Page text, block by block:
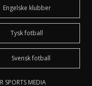
Engelske klubber
Tysk fotball
Svensk fotball
SPORTS MEDIA